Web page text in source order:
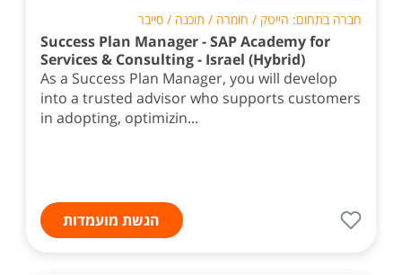
חברה בתחום: הייטק / חומרה / תוכנה / סייבר
Success Plan Manager - SAP Academy for
Services & Consulting - Israel (Hybrid)
As a Success Plan Manager, you will develop
into a trusted advisor who supports customers
in adopting, optimizin...
הגשת מועמדות